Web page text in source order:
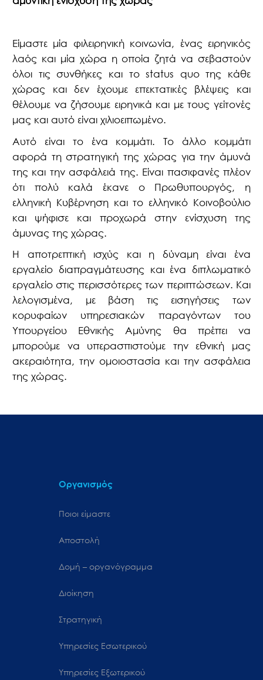
Είμαστε μία φιλειρηνική κοινωνία, ένας ειρηνικός
λαός και μία χώρα η οποία ζητά να σεβαστούν
όλοι τις συνθήκες και τοstatus quoτης κάθε
χώρας και δεν έχουμε επεκτατικές βλέψεις και
θέλουμε να ζήσουμε ειρηνικά και με τους γείτονές
μας και αυτό είναι χιλιοειπωμένο.
Αυτό είναι το ένα κομμάτι. Το άλλο κομμάτι
αφορά τη στρατηγική της χώρας για την άμυνά
της και την ασφάλειά της. Είναι πασιφανές πλέον
ότι πολύ καλά έκανε ο Πρωθυπουργός, η
ελληνική Κυβέρνηση και το ελληνικό Κοινοβούλιο
και ψήφισε και προχωρά στην ενίσχυση της
άμυνας της χώρας.
Η αποτρεπτική ισχύς και η δύναμη είναι ένα
εργαλείο διαπραγμάτευσης και ένα διπλωματικό
εργαλείο στις περισσότερες των περιπτώσεων. Και
λελογισμένα, με βάση τις εισηγήσεις των
κορυφαίων υπηρεσιακών παραγόντων του
Υπουργείου Εθνικής Αμύνης θα πρέπει να
μπορούμε να υπερασπιστούμε την εθνική μας
ακεραιότητα, την ομοιοστασία και την ασφάλεια
της χώρας.
Οργανισμός
Ποιοι είμαστε
Αποστολή
Δομή – οργανόγραμμα
Διοίκηση
Στρατηγική
Υπηρεσίες Εσωτερικού
Υπηρεσίες Εξωτερικού